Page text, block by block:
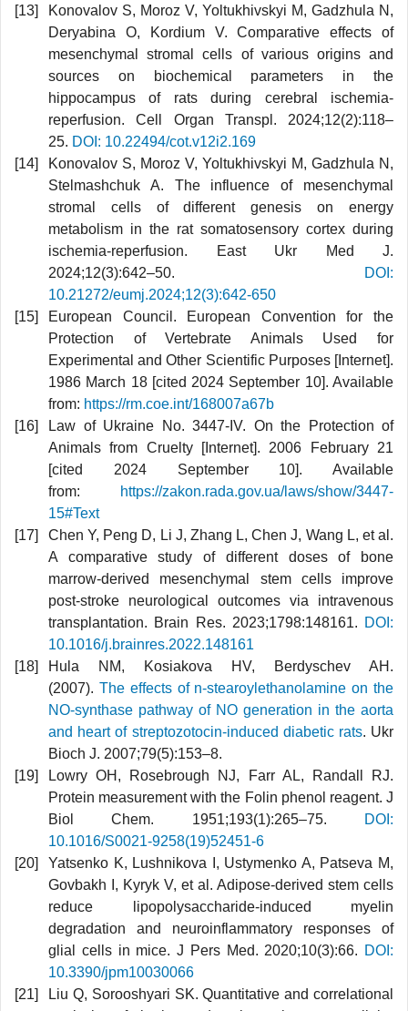
Konovalov S, Moroz V, Yoltukhivskyi M, Gadzhula N,
Deryabina O, Kordium V. Comparative effects of
mesenchymal stromal cells of various origins and
sources on biochemical parameters in the
hippocampus of rats during cerebral ischemia-
reperfusion. Cell Organ Transpl. 2024;12(2):118–
25. DOI: 10.22494/cot.v12i2.169
Konovalov S, Moroz V, Yoltukhivskyi M, Gadzhula N,
Stelmashchuk A. The influence of mesenchymal
stromal cells of different genesis on energy
metabolism in the rat somatosensory cortex during
ischemia-reperfusion. East Ukr Med J.
2024;12(3):642–50.
DOI:
10.21272/eumj.2024;12(3):642-650
European Council. European Convention for the
Protection of Vertebrate Animals Used for
Experimental and Other Scientific Purposes [Internet].
1986 March 18 [cited 2024 September 10]. Available
from: https://rm.coe.int/168007a67b
Law of Ukraine No. 3447-IV. On the Protection of
Animals from Cruelty [Internet]. 2006 February 21
[cited 2024 September 10]. Available
from:
https://zakon.rada.gov.ua/laws/show/3447-
15#Text
Chen Y, Peng D, Li J, Zhang L, Chen J, Wang L, et al.
A comparative study of different doses of bone
marrow-derived mesenchymal stem cells improve
post-stroke neurological outcomes via intravenous
transplantation. Brain Res. 2023;1798:148161. DOI:
10.1016/j.brainres.2022.148161
Hula NM, Kosiakova HV, Berdyschev AH.
(2007). The effects of n-stearoylethanolamine on the
NO-synthase pathway of NO generation in the aorta
and heart of streptozotocin-induced diabetic rats. Ukr
Bioch J. 2007;79(5):153–8.
Lowry OH, Rosebrough NJ, Farr AL, Randall RJ.
Protein measurement with the Folin phenol reagent. J
Biol Chem. 1951;193(1):265–75.
DOI:
10.1016/S0021-9258(19)52451-6
Yatsenko K, Lushnikova I, Ustymenko A, Patseva M,
Govbakh I, Kyryk V, et al. Adipose-derived stem cells
reduce lipopolysaccharide-induced myelin
degradation and neuroinflammatory responses of
glial cells in mice. J Pers Med. 2020;10(3):66. DOI:
10.3390/jpm10030066
Liu Q, Sorooshyari SK. Quantitative and correlational